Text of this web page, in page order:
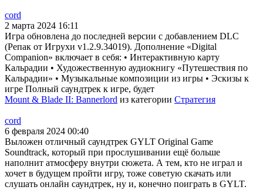
cord
2 марта 2024 16:11
Игра обновлена до последней версии с добавлением DLC
(Репак от Игрухи v1.2.9.34019). Дополнение «Digital
Companion» включает в себя: • Интерактивную карту
Кальрадии • Художественную аудиокнигу «Путешествия по
Кальрадии» • Музыкальные композиции из игры • Эскизы к
игре Полный саундтрек к игре, будет
Mount & Blade II: Bannerlord из категории Стратегия
cord
6 февраля 2024 00:40
Выложен отличный саундтрек GYLT Original Game
Soundtrack, который при прослушивании ещё больше
наполнит атмосферу внутри сюжета. А тем, кто не играл и
хочет в будущем пройти игру, тоже советую скачать или
слушать онлайн саундтрек, ну и, конечно поиграть в GYLT.